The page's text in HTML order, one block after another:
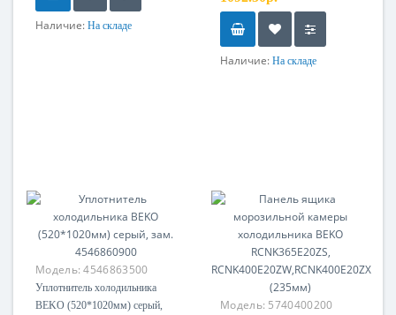
Наличие: На складе
Наличие: На складе
Модель:4546863500
Уплотнитель холодильника
BEKO (520*1020мм) серый,
Модель: 5740400200